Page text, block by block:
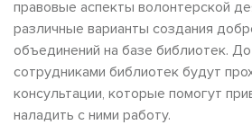
правовые аспекты волонтерской
различные варианты создания
объединений на базе библиотек.
сотрудниками библиотек будут
консультации, которые помогут
наладить с ними работу.